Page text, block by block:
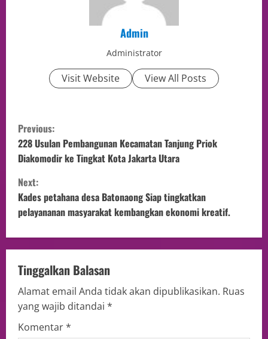
Admin
Administrator
Visit Website View All Posts
Previous:
228 Usulan Pembangunan Kecamatan Tanjung Priok
Diakomodir ke Tingkat Kota Jakarta Utara
Next:
Kades petahana desa Batonaong Siap tingkatkan
pelayananan masyarakat kembangkan ekonomi kreatif.
Tinggalkan Balasan
Alamat email Anda tidak akan dipublikasikan. Ruas
yang wajib ditandai *
Komentar*